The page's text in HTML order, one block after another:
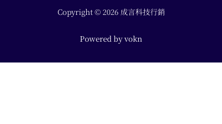
Copyright © 2026 成言科技行銷
Powered byvokn